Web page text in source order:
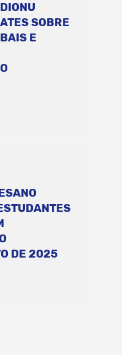
SOBRE
E
DE 2025